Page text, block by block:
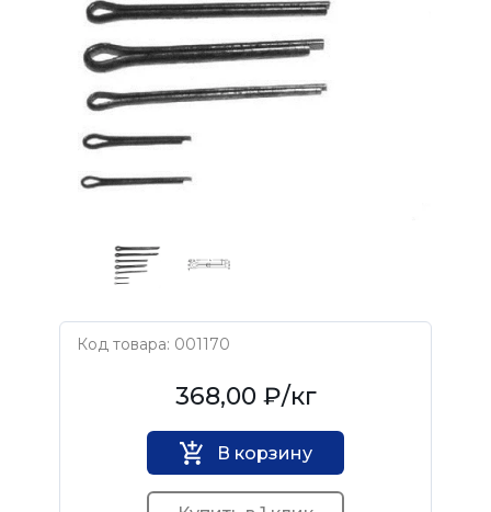
Код товара: 001170
Нет бренда368,00 ₽/кг
В корзину